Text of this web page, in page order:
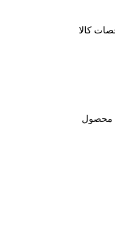
کالا